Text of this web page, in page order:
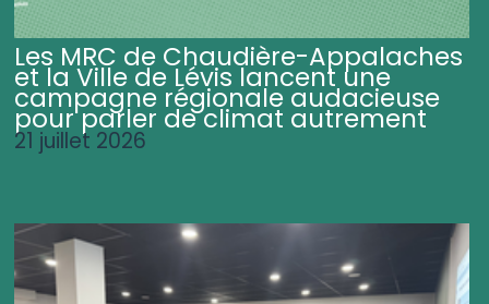
Les MRC de Chaudière-Appalaches
et la Ville de Lévis lancent une
campagne régionale audacieuse
pour parler de climat autrement
21 juillet 2026